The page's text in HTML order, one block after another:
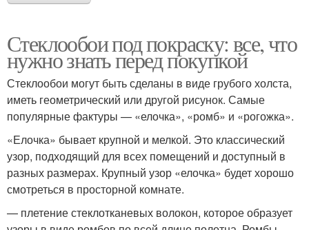
Стеклообои под покраску: все, что
нужно знать перед покупкой
Стеклообои могут быть сделаны в виде грубого холста,
иметь геометрический или другой рисунок. Самые
популярные фактуры — «елочка», «ромб» и «рогожка».
«Елочка» бывает крупной и мелкой. Это классический
узор, подходящий для всех помещений и доступный в
разных размерах. Крупный узор «елочка» будет хорошо
смотреться в просторной комнате.
— плетение стеклотканевых волокон, которое образует